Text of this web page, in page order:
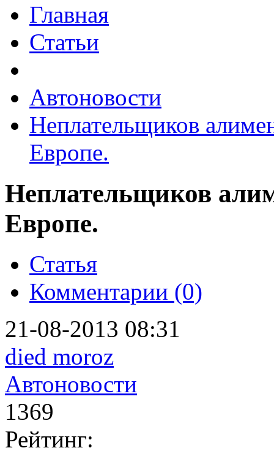
Главная
Статьи
Автоновости
Неплательщиков
Европе.
Неплательщиков
Европе.
Статья
Комментарии (0)
21-08-2013 08:31
died moroz
Автоновости
1369
Рейтинг: